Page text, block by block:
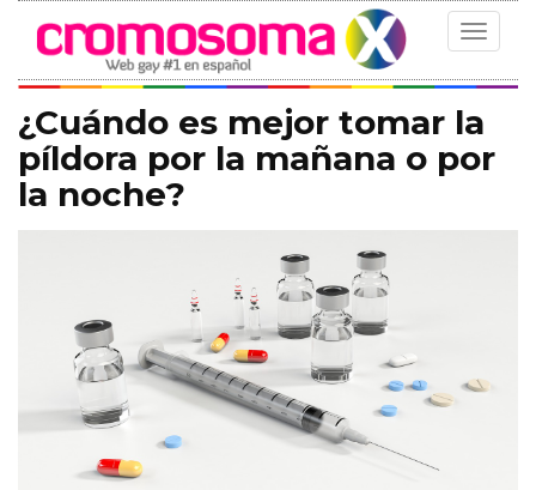
Toggle
¿Cuándo es mejor tomar la
píldora por la mañana o por
la noche?